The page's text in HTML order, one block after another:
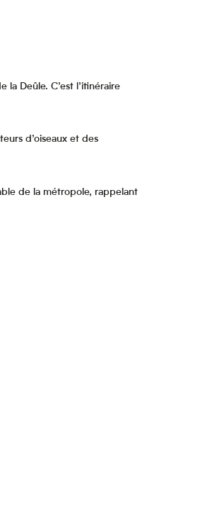
Deûle. C’est l’itinéraire
d’oiseaux et des
de la métropole, rappelant